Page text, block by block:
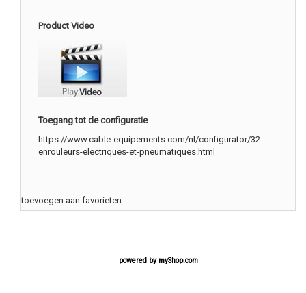
Product Video
Toegang tot de configuratie
https://www.cable-equipements.com/nl/configurator/32-
enrouleurs-electriques-et-pneumatiques.html
toevoegen aan favorieten
powered by myShop.com